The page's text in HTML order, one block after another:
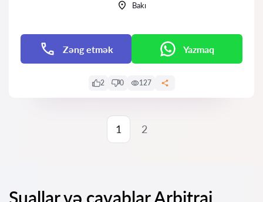
Bakı
Zəng etmək Yazmaq
2 0 127
1 2
Suallar və cavablar Arbitraj